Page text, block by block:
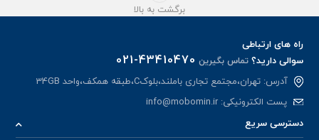
برگشت به بالا
راه های ارتباطی
سوالی دارید؟تماس بگیرین 021-43410470
آدرس: تهران،مجتمع تجاری باملند،بلوکC،طبقه همکف،واحد 34GB
پست الکترونیکی:info@mobomin.ir
دسترسی سریع